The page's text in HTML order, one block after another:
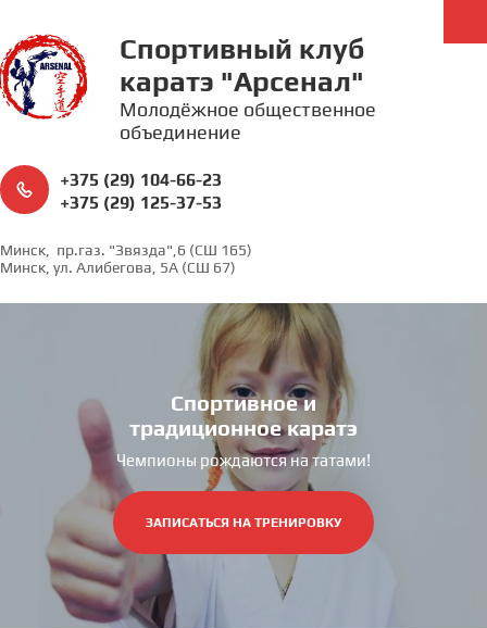
Спортивный клуб
каратэ "Арсенал"
Молодёжное общественное
объединение
Минск, пр.газ. "Звязда",6 (CШ 165)
Минск, ул. Алибегова, 5А (СШ 67)
+375 (29) 104-66-23
+375 (29) 125-37-53
Спортивное и
традиционное каратэ
Чемпионы рождаются на татами!
ЗАПИСАТЬСЯ НА ТРЕНИРОВКУ